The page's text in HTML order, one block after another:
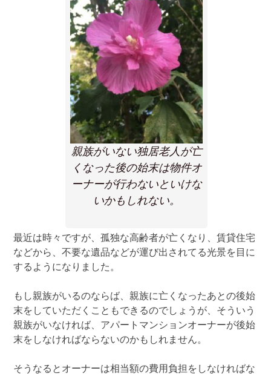
親族がいない独居老人が亡
くなった後の始末は物件オ
ーナーが行わないといけな
いかもしれない。
最近は時々ですが、孤独な高齢者が亡くなり、賃貸住宅
などから、不要な遺品などが運び出されてる光景を目に
するようになりました。
もし親族がいるのならば、親族に亡くなったあとの後始
末をしていただくこともできるのでしょうが、そういう
親族がいなければ、アパートマンションオーナーが後始
末をしなければならないのかもしれません。
そうなるとオーナーは相当額の費用負担をしなければな